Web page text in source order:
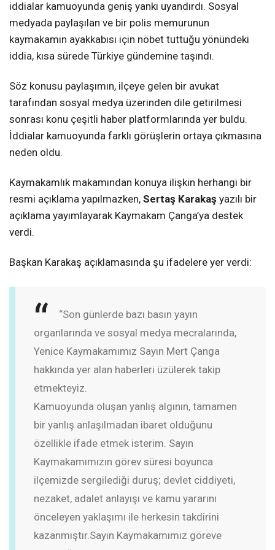
iddialar kamuoyunda geniş yankı uyandırdı. Sosyal
medyada paylaşılan ve bir polis memurunun
kaymakamın ayakkabısı için nöbet tuttuğu yönündeki
iddia, kısa sürede Türkiye gündemine taşındı.
Söz konusu paylaşımın, ilçeye gelen bir avukat
tarafından sosyal medya üzerinden dile getirilmesi
sonrası konu çeşitli haber platformlarında yer buldu.
İddialar kamuoyunda farklı görüşlerin ortaya çıkmasına
neden oldu.
Kaymakamlık makamından konuya ilişkin herhangi bir
resmi açıklama yapılmazken, Sertaş Karakaş yazılı bir
açıklama yayımlayarak Kaymakam Çanga’ya destek
verdi.
Başkan Karakaş açıklamasında şu ifadelere yer verdi:
“Son günlerde bazı basın yayın
organlarında ve sosyal medya mecralarında,
Yenice Kaymakamımız Sayın Mert Çanga
hakkında yer alan haberleri üzülerek takip
etmekteyiz.
Kamuoyunda oluşan yanlış algının, tamamen
bir yanlış anlaşılmadan ibaret olduğunu
özellikle ifade etmek isterim. Sayın
Kaymakamımızın görev süresi boyunca
ilçemizde sergilediği duruş; devlet ciddiyeti,
nezaket, adalet anlayışı ve kamu yararını
önceleyen yaklaşımı ile herkesin takdirini
kazanmıştır. Sayın Kaymakamımız göreve